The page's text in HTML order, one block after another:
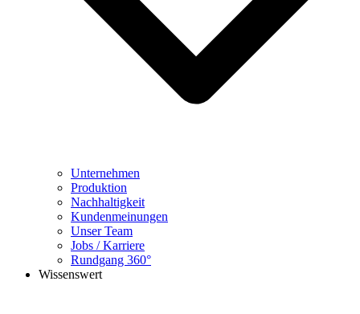
Unternehmen
Produktion
Nachhaltigkeit
Kundenmeinungen
Unser Team
Jobs / Karriere
Rundgang 360°
Wissenswert